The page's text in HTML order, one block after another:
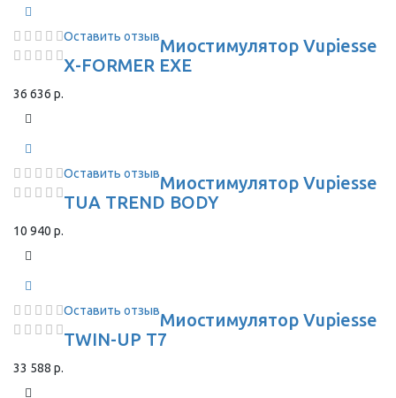
Оставить отзывМиостимулятор Vupiesse
X-FORMER EXE
36 636 р.
Оставить отзывМиостимулятор Vupiesse
TUA TREND BODY
10 940 р.
Оставить отзывМиостимулятор Vupiesse
TWIN-UP T7
33 588 р.